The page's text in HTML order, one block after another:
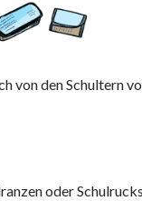
von den Schultern
oder